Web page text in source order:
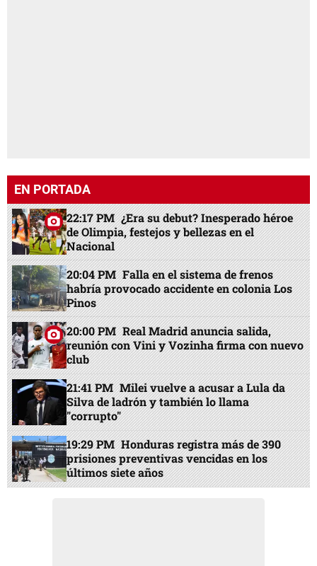
EN PORTADA
22:17 PM ¿Era su debut? Inesperado héroe
de Olimpia, festejos y bellezas en el
Nacional
20:04 PM Falla en el sistema de frenos
habría provocado accidente en colonia Los
Pinos
20:00 PM Real Madrid anuncia salida,
reunión con Vini y Vozinha firma con nuevo
club
21:41 PM Milei vuelve a acusar a Lula da
Silva de ladrón y también lo llama
"corrupto"
19:29 PM Honduras registra más de 390
prisiones preventivas vencidas en los
últimos siete años